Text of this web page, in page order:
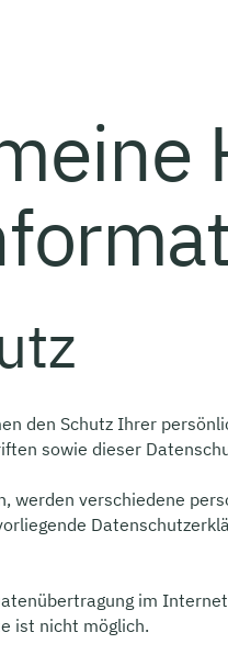
den Schutz Ihrer
sowie dieser
werden verschiedene
im
ist nicht möglich.